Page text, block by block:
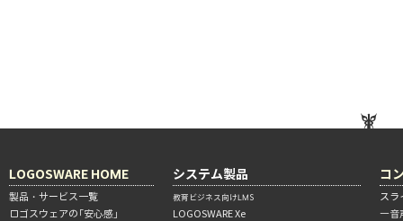
LOGOSWARE HOME
製品・サービス一覧
ロゴスウェアの「安心感」
システム製品
教育ビジネス向けLMS
LOGOSWARE Xe
コ
ス
―音